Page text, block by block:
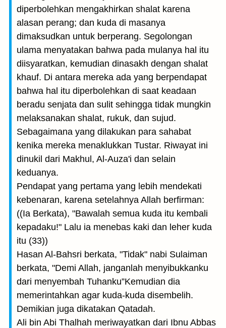
diperbolehkan mengakhirkan shalat karena
alasan perang; dan kuda di masanya
dimaksudkan untuk berperang. Segolongan
ulama menyatakan bahwa pada mulanya hal itu
diisyaratkan, kemudian dinasakh dengan shalat
khauf. Di antara mereka ada yang berpendapat
bahwa hal itu diperbolehkan di saat keadaan
beradu senjata dan sulit sehingga tidak mungkin
melaksanakan shalat, rukuk, dan sujud.
Sebagaimana yang dilakukan para sahabat
kenika mereka menaklukkan Tustar. Riwayat ini
dinukil dari Makhul, Al-Auza'i dan selain
keduanya.
Pendapat yang pertama yang lebih mendekati
kebenaran, karena setelahnya Allah berfirman:
((Ia Berkata), "Bawalah semua kuda itu kembali
kepadaku!" Lalu ia menebas kaki dan leher kuda
itu (33))
Hasan Al-Bahsri berkata, "Tidak" nabi Sulaiman
berkata, "Demi Allah, janganlah menyibukkanku
dari menyembah Tuhanku”Kemudian dia
memerintahkan agar kuda-kuda disembelih.
Demikian juga dikatakan Qatadah.
Ali bin Abi Thalhah meriwayatkan dari Ibnu Abbas